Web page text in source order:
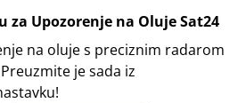
za Upozorenje na Oluje Sat24
na oluje s preciznim radarom
je sada iz